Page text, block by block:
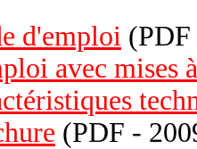
d'emploi
avec mises
(PDF -